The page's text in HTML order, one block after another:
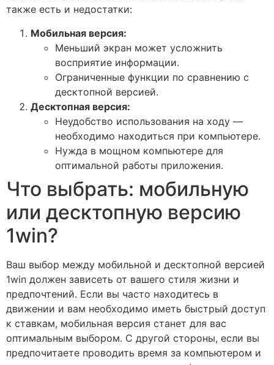
также есть и недостатки:
Мобильная версия:
Меньший экран может усложнить
восприятие информации.
Ограниченные функции по сравнению с
десктопной версией.
Десктопная версия:
Неудобство использования на ходу —
необходимо находиться при компьютере.
Нужда в мощном компьютере для
оптимальной работы приложения.
Что выбрать: мобильную
или десктопную версию
1win?
Ваш выбор между мобильной и десктопной версией
1win должен зависеть от вашего стиля жизни и
предпочтений. Если вы часто находитесь в
движении и вам необходимо иметь быстрый доступ
к ставкам, мобильная версия станет для вас
оптимальным выбором. С другой стороны, если вы
предпочитаете проводить время за компьютером и